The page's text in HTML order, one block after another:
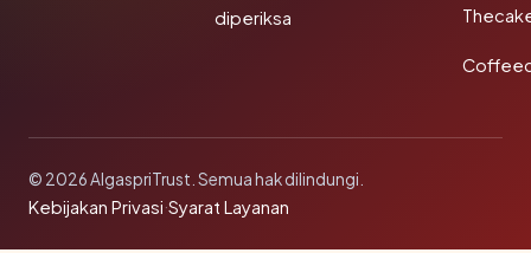
diperiksa
© 2026 AlgaspriTrust. Semua hak dilindungi.
Kebijakan Privasi·Syarat Layanan